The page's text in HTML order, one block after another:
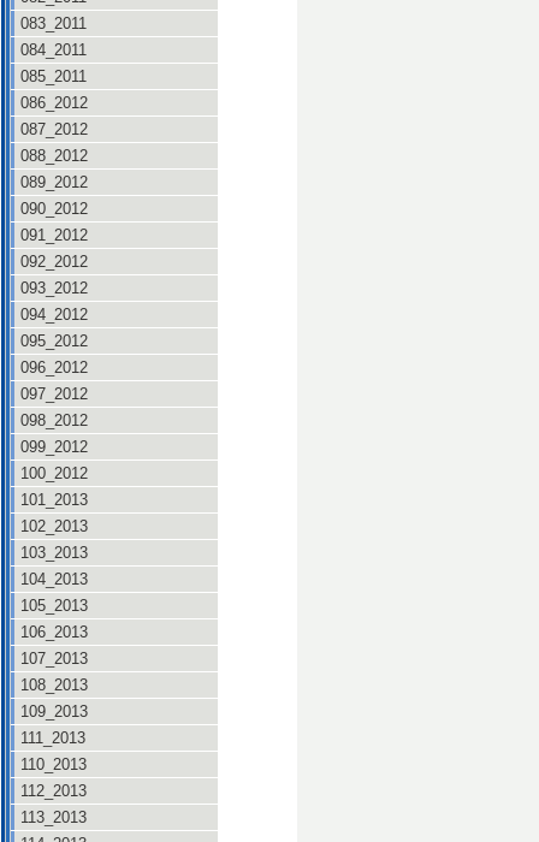
083_2011
084_2011
085_2011
086_2012
087_2012
088_2012
089_2012
090_2012
091_2012
092_2012
093_2012
094_2012
095_2012
096_2012
097_2012
098_2012
099_2012
100_2012
101_2013
102_2013
103_2013
104_2013
105_2013
106_2013
107_2013
108_2013
109_2013
111_2013
110_2013
112_2013
113_2013